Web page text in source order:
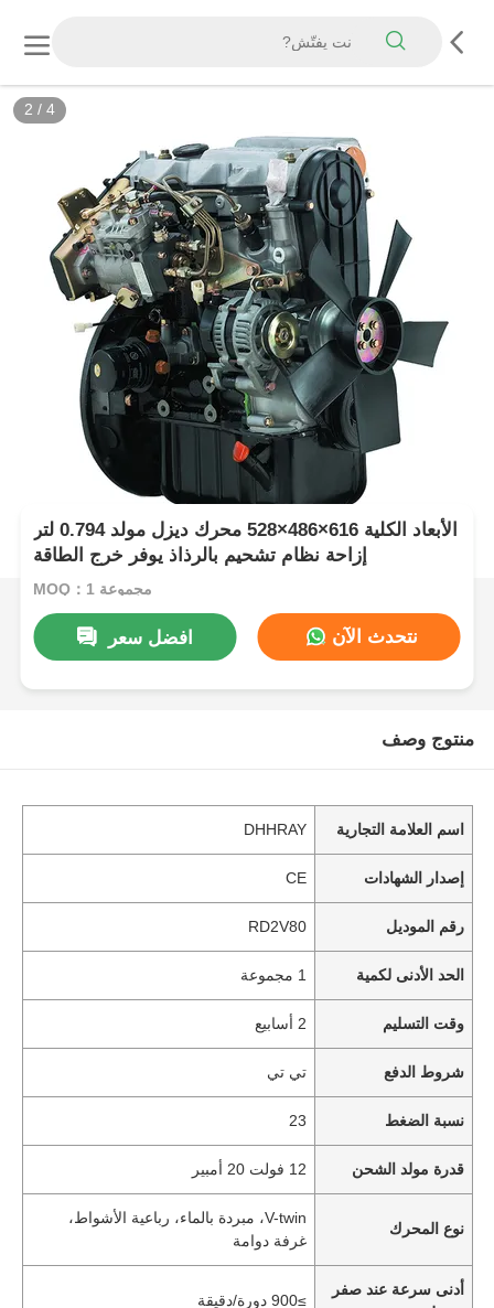
2 / 4
الأبعاد الكلية 616×486×528 محرك ديزل مولد 0.794 لتر
إزاحة نظام تشحيم بالرذاذ يوفر خرج الطاقة
MOQ：1 مجموعة
افضل سعر نتحدث الآن
منتوج وصف
اسم العلامة التجارية DHHRAY
إصدار الشهادات CE
رقم الموديل RD2V80
الحد الأدنى لكمية 1 مجموعة
وقت التسليم 2 أسابيع
شروط الدفع تي تي
نسبة الضغط 23
قدرة مولد الشحن 12 فولت 20 أمبير
نوع المحرك
V-twin، مبردة بالماء، رباعية الأشواط،
غرفة دوامة
أدنى سرعة عند صفر
≥900 دورة/دقيقة